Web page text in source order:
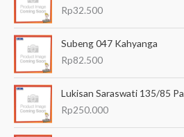
Rp32.500
Subeng 047 Kahyanga
Rp82.500
Lukisan Saraswati 135/85 Pa
Rp250.000